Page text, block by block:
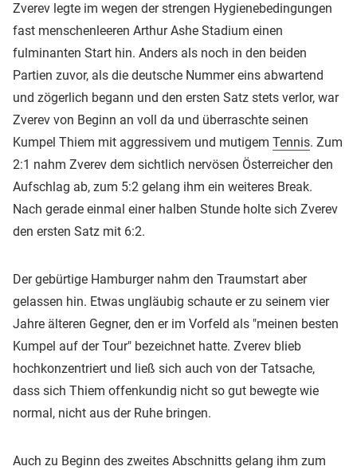
Zverev legte im wegen der strengen Hygienebedingungen
fast menschenleeren Arthur Ashe Stadium einen
fulminanten Start hin. Anders als noch in den beiden
Partien zuvor, als die deutsche Nummer eins abwartend
und zögerlich begann und den ersten Satz stets verlor, war
Zverev von Beginn an voll da und überraschte seinen
Kumpel Thiem mit aggressivem und mutigem Tennis. Zum
2:1 nahm Zverev dem sichtlich nervösen Österreicher den
Aufschlag ab, zum 5:2 gelang ihm ein weiteres Break.
Nach gerade einmal einer halben Stunde holte sich Zverev
den ersten Satz mit 6:2.
Der gebürtige Hamburger nahm den Traumstart aber
gelassen hin. Etwas ungläubig schaute er zu seinem vier
Jahre älteren Gegner, den er im Vorfeld als "meinen besten
Kumpel auf der Tour" bezeichnet hatte. Zverev blieb
hochkonzentriert und ließ sich auch von der Tatsache,
dass sich Thiem offenkundig nicht so gut bewegte wie
normal, nicht aus der Ruhe bringen.
Auch zu Beginn des zweites Abschnitts gelang ihm zum